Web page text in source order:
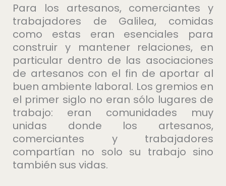
Para los artesanos, comerciantes y
trabajadores de Galilea, comidas
como estas eran esenciales para
construir y mantener relaciones, en
particular dentro de las asociaciones
de artesanos con el fin de aportar al
buen ambiente laboral. Los gremios en
el primer siglo no eran sólo lugares de
trabajo: eran comunidades muy
unidas donde los artesanos,
comerciantes y trabajadores
compartían no solo su trabajo sino
también sus vidas.